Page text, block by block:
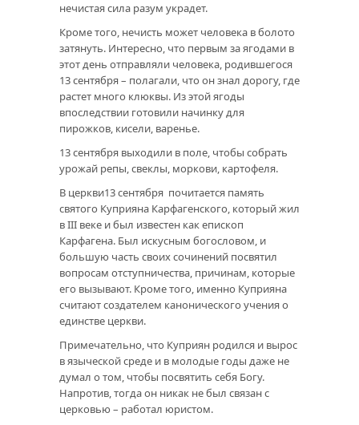
нечистая сила разум украдет.
Кроме того, нечисть может человека в болото
затянуть. Интересно, что первым за ягодами в
этот день отправляли человека, родившегося
13 сентября – полагали, что он знал дорогу, где
растет много клюквы. Из этой ягоды
впоследствии готовили начинку для
пирожков, кисели, варенье.
13 сентября выходили в поле, чтобы собрать
урожай репы, свеклы, моркови, картофеля.
В церкви13 сентября почитается память
святого Куприяна Карфагенского, который жил
в III веке и был известен как епископ
Карфагена. Был искусным богословом, и
большую часть своих сочинений посвятил
вопросам отступничества, причинам, которые
его вызывают. Кроме того, именно Куприяна
считают создателем канонического учения о
единстве церкви.
Примечательно, что Куприян родился и вырос
в языческой среде и в молодые годы даже не
думал о том, чтобы посвятить себя Богу.
Напротив, тогда он никак не был связан с
церковью – работал юристом.